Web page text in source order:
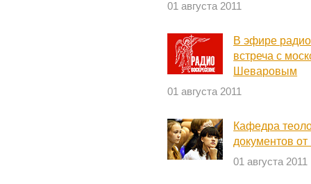
01 августа 2011
В эфире
встреча с
Шеваровым
01 августа 2011
Кафедра
документов
01 августа 2011